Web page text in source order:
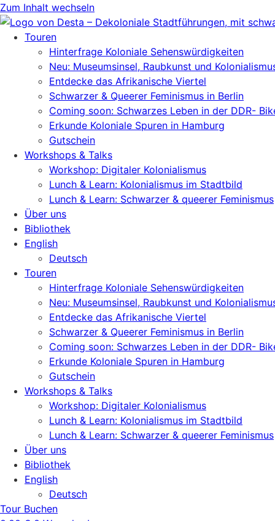
Zum Inhalt wechseln
Touren
Hinterfrage Koloniale Sehenswürdigkeiten
Neu: Museumsinsel, Raubkunst und
Entdecke das Afrikanische Viertel
Schwarzer & Queerer Feminismus in Berlin
Coming soon: Schwarzes Leben in der DDR-
Erkunde Koloniale Spuren in Hamburg
Gutschein
Workshops & Talks
Workshop: Digitaler Kolonialismus
Lunch & Learn: Kolonialismus im Stadtbild
Lunch & Learn: Schwarzer & queerer Feminismus
Über uns
Bibliothek
English
Deutsch
Touren
Hinterfrage Koloniale Sehenswürdigkeiten
Neu: Museumsinsel, Raubkunst und
Entdecke das Afrikanische Viertel
Schwarzer & Queerer Feminismus in Berlin
Coming soon: Schwarzes Leben in der DDR-
Erkunde Koloniale Spuren in Hamburg
Gutschein
Workshops & Talks
Workshop: Digitaler Kolonialismus
Lunch & Learn: Kolonialismus im Stadtbild
Lunch & Learn: Schwarzer & queerer Feminismus
Über uns
Bibliothek
English
Deutsch
Tour Buchen